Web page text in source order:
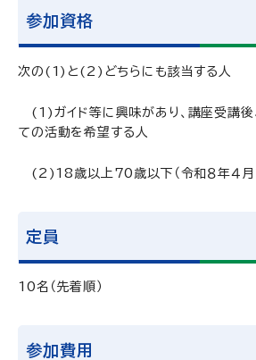
参加資格
次の(1)と(2)どちらにも該当する人
(1)ガイド等に興味があり、講座受講後
ての活動を希望する人
(2)18歳以上70歳以下（令和８年４月
定員
10名（先着順）
参加費用